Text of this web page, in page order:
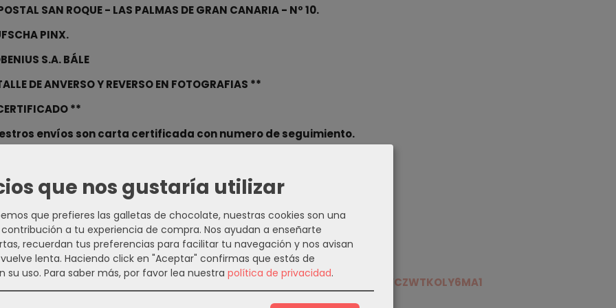
SAN ROQUE - LAS PALMAS DE GRAN CANARIA - Nº 10.
PINX.
S.A. BÁLE
DE ANVERSO Y REVERSO EN FOTOGRAFIAS **
**
envíos son carta certificada con numero de seguimiento.
de Canarias
usuario/laviejarecov...
nuetra pagina webhttps://numarteorosl.com
https://www.youtube.com/channel/UCMAgonSiCVeXLJrcf...
a Numarte Oro S.L. por WhatsApp.
https://wa.me/message/HVCZWTKOLY6MA1
que nos gustaría utilizar
que prefieres las galletas de chocolate, nuestras cookies son una
a tu experiencia de compra. Nos ayudan a enseñarte
recuerdan tus preferencias para facilitar tu navegación y nos avisan
lenta. Haciendo click en "Aceptar" confirmas que estás de
su uso. Para saber más, por favor lea nuestra política de privacidad.